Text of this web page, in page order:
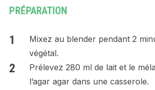
PRÉPARATION
Mixez au blender pendant 2
végétal.
Prélevez 280 ml de lait et le
l’agar agar dans une casserole.